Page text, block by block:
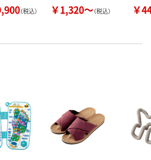
（税込） ￥1,320～（税込） ￥